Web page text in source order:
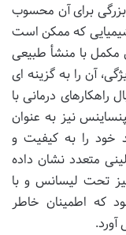
پیاسکلیدین ۳۰۰، مزیت بزرگی برای آن محسوب
که ممکن است
مکمل با منشأ طبیعی
آن را به گزینه ای
راهکارهای درمانی با
نیز به عنوان
خود را به کیفیت و
متعدد نشان داده
۳۰۰ در ایران نیز تحت لیسانس و با
که اطمینان خاطر